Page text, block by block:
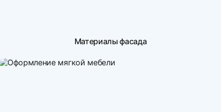
Материалы фасада